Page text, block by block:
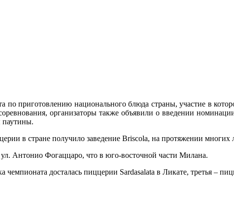
приготовлению национального блюда страны, участие в
организаторы также объявили о введении
паутины.
в стране получило заведение Briscola, на протяжении
Антонио Фогаццаро, что в юго-восточной части Милана.
чемпионата досталась пиццерии Sardasalata в Ликате, третья –